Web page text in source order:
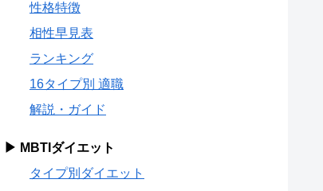
性格特徴
相性早見表
ランキング
16タイプ別 適職
解説・ガイド
▶ MBTIダイエット
タイプ別ダイエット